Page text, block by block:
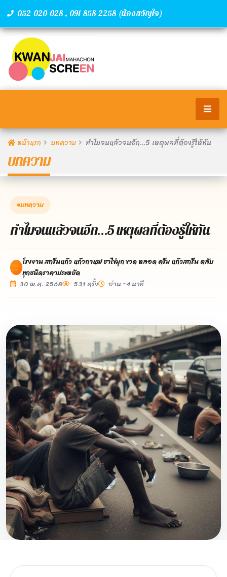
052-020-028 , 091-858-2258 (น้องขวัญใจ)
หน้าแรก บทความ ทำไมจนแล้วจนอีก…5 เหตุผลที่ต้องรู้ให้ทัน
บทความ
บทความ
ทำไมจนแล้วจนอีก…5 เหตุผลที่ต้องรู้ให้ทัน
โรงงาน สกรีนแก้ว แก้วกาแฟ ชาไข่มุก ขวด หลอด ครีม แก้วสกรีน ตลับ
ทุกชนิดราคาประหยัด
30 พ.ค. 2568
531 ครั้ง อ่าน ~4 นาที